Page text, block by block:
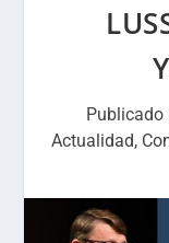
Publicado
Actualidad,